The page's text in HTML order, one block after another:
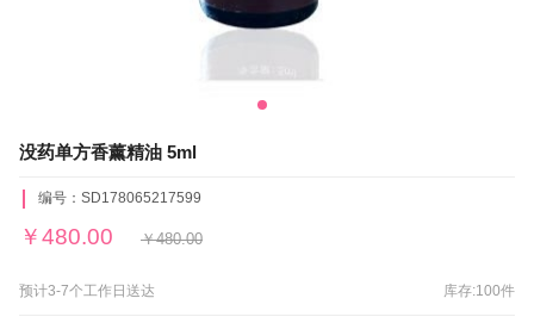
没药单方香薰精油 5ml
编号： SD178065217599
￥480.00 ￥480.00
库存:100件
预计3-7个工作日送达